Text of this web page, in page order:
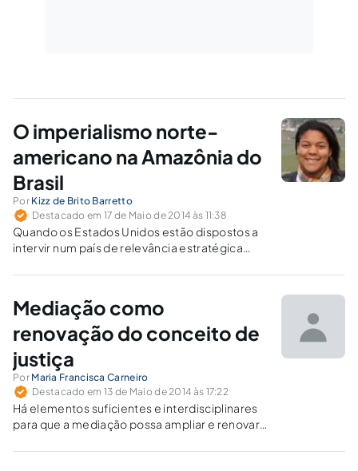
O imperialismo norte-
americano na Amazônia do
Brasil
Por Kizz de Brito Barretto
Destacado em 17 de Maio de 2014 às 11:38
Quando os Estados Unidos estão dispostos a
intervir num país de relevância estratégica
desculpa plausível frontal ou sub-reptícia.
Mediação como
renovação do conceito de
justiça
Por Maria Francisca Carneiro
Destacado em 13 de Maio de 2014 às 17:22
Há elementos suficientes e interdisciplinares
para que a mediação possa ampliar e renovar